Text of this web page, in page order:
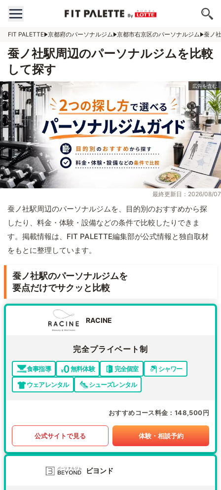
FIT PALETTE 京都府のパーソナルジム 京都市右京区のパーソナルジム 蚕ノ
蚕ノ社駅周辺のパーソナルジムを比較
して探す
最終更新日：2026/08/07
蚕ノ社駅周辺のパーソナルジムを、目的別のおすすめから探
したり、料金・体験・設備などの条件で比較したりできま
す。掲載情報は、FIT PALETTE編集部が公式情報と独自取材
をもとに整理しています。
蚕ノ社駅のパーソナルジムを
要点だけでサクッと比較
RACINE
完全プライベート制
食事指導 無料体験 完全個室
シャワー
ウェアレンタル
シューズレンタル
おすすめコース料金 148,500円
公式サイトで見る 体験・相談予約
ビヨンド